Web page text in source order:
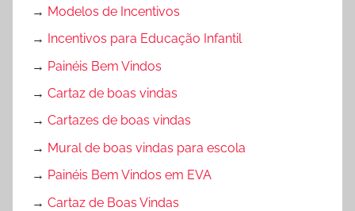
→ Modelos de Incentivos
→
Incentivos para Educação Infantil
→ Painéis Bem Vindos
→ Cartaz de boas vindas
→ Cartazes de boas vindas
→ Mural de boas vindas para escola
→ Painéis Bem Vindos em EVA
→ Cartaz de Boas Vindas